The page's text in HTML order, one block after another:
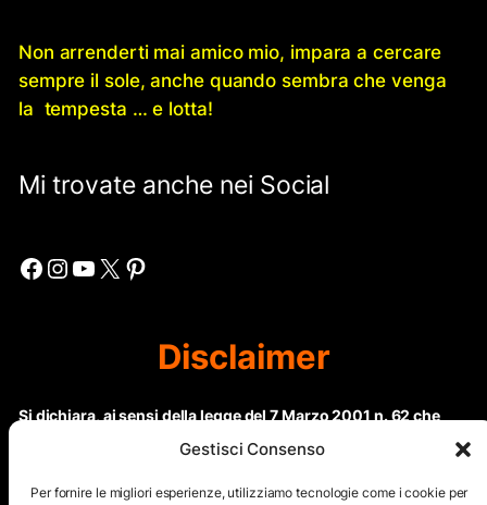
Gestisci Consenso
Per fornire le migliori esperienze, utilizziamo tecnologie come i cookie per
Non arrenderti mai amico mio, impara a cercare
sempre il sole, anche quando sembra che venga
la tempesta … e lotta!
Mi trovate anche nei Social
Facebook Instagram YouTube X Pinterest
Disclaimer
Si dichiara, ai sensi della legge del 7 Marzo 2001 n. 62 che
questo sito non rientra nella categoria di “Informazione
regolari. Le immagini dei collaboratori detentori del